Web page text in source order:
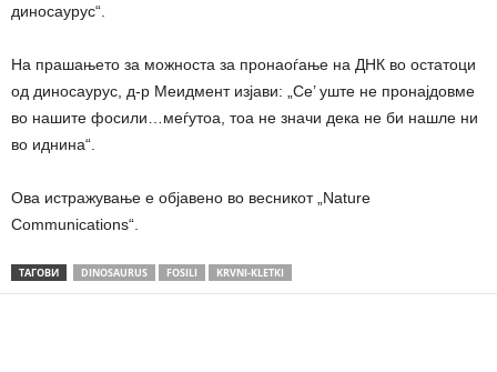
диносаурус“.
На прашањето за можноста за пронаоѓање на ДНК во остатоци
од диносаурус, д-р Меидмент изјави: „Се’ уште не пронајдовме
во нашите фосили…меѓутоа, тоа не значи дека не би нашле ни
во иднина“.
Ова истражување е објавено во весникот „Nature
Communications“.
ТАГОВИ DINOSAURUS FOSILI KRVNI-KLETKI